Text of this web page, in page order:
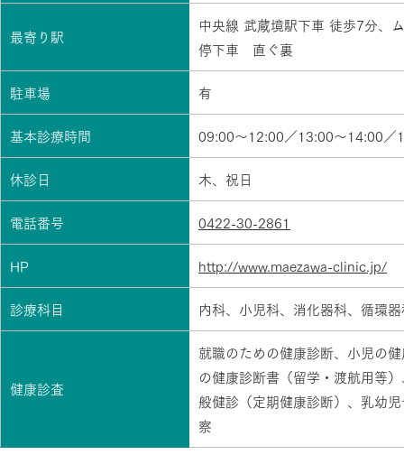
最寄り駅
中央線 武蔵境駅下車 徒歩7分
停下車 直ぐ裏
駐車場
有
基本診療時間
09:00～12:00／13:00～14:00／
休診日
木、祝日
電話番号
0422-30-2861
HP
http://www.maezawa-clinic.jp/
診療科目
内科、小児科、消化器科、循環
健康診査
就職のための健康診断、小児の
の健康診断書（留学・渡航用等
般健診（定期健康診断）、乳幼
察